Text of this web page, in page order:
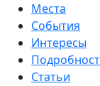
Места
События
Интересы
Статьи